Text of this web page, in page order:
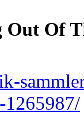
Of
1265987/